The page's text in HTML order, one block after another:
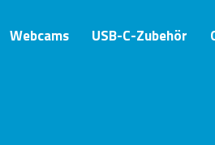
Webcams USB-C-Zubehör